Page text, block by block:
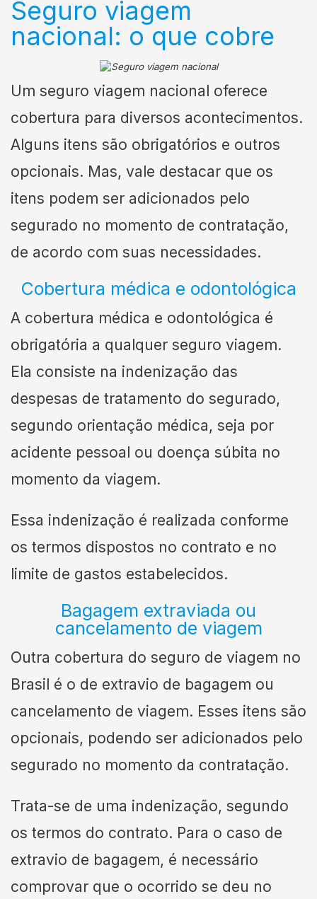
Seguro viagem
nacional: o que cobre
Um seguro viagem nacional oferece
cobertura para diversos acontecimentos.
Alguns itens são obrigatórios e outros
opcionais. Mas, vale destacar que os
itens podem ser adicionados pelo
segurado no momento de contratação,
de acordo com suas necessidades.
Cobertura médica e odontológica
A cobertura médica e odontológica é
obrigatória a qualquer seguro viagem.
Ela consiste na indenização das
despesas de tratamento do segurado,
segundo orientação médica, seja por
acidente pessoal ou doença súbita no
momento da viagem.
Essa indenização é realizada conforme
os termos dispostos no contrato e no
limite de gastos estabelecidos.
Bagagem extraviada ou
cancelamento de viagem
Outra cobertura do seguro de viagem no
Brasil é o de extravio de bagagem ou
cancelamento de viagem. Esses itens são
opcionais, podendo ser adicionados pelo
segurado no momento da contratação.
Trata-se de uma indenização, segundo
os termos do contrato. Para o caso de
extravio de bagagem, é necessário
comprovar que o ocorrido se deu no